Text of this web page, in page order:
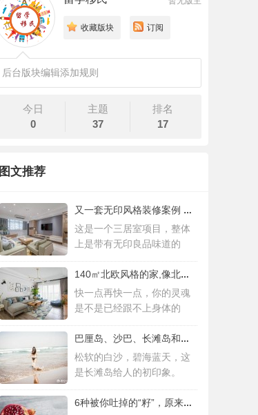
收藏版块 订阅
后台版块编辑添加规则
今日
0
主题
37
排名
17
图文推荐
又一套无印风格装修案例 三居室设计简约而
这是一个三居室项目，整体
上是带有无印良品味道的
140㎡北欧风格的家,像北欧人一样去生活
快一点再快一点，你的灵魂
是不是已经跟不上身体的
巴厘岛、沙巴、长滩岛和普吉岛，哪个更值得
松软的白沙，碧海蓝天，这
是长滩岛给人的初印象。
6种被你吐掉的“籽”，原来是果蔬界的营养